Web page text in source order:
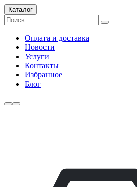
Каталог
Оплата и доставка
Новости
Услуги
Контакты
Избранное
Блог